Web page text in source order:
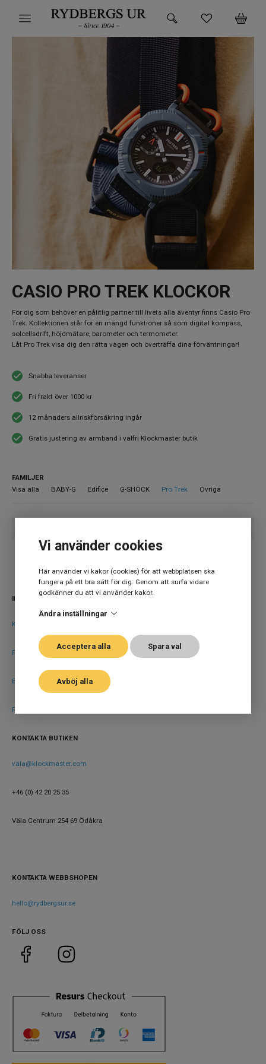
Vi använder cookies
Här använder vi kakor (cookies) för att webbplatsen ska
fungera på ett bra sätt för dig. Genom att surfa vidare
godkänner du att vi använder kakor.
Ändra inställningar
Acceptera alla Spara val
Avböj alla
CASIO PRO TREK KLOCKOR
För dig som behöver en pålitlig partner till livets alla äventyr finns Casio Pro
Trek. Kollektionen står för en mängd funktioner så som digital kompass,
solcellsdrift, höjdmätare, barometer och termometer.
Låt Pro Trek visa dig den rätta vägen och överträffa dina förväntningar!
Snabba leveranser
Fri frakt över 1000 kr
12 månaders allriskförsäkring ingår
Gratis justering av armband i valfri Klockmaster butik
FAMILJER
Visa alla
BABY-G Edifice G-SHOCK Pro Trek Övriga
INFORMATION
Köpvillkor
Försäkring
B2B
Rydbergs Premiumkonto
KONTAKTA BUTIKEN
vala@klockmaster.com
+46 (0) 42 20 25 35
Väla Centrum 254 69 Ödåkra
KONTAKTA WEBBSHOPEN
hello@rydbergsur.se
FÖLJ OSS